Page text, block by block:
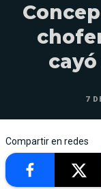
7
Compartir en redes